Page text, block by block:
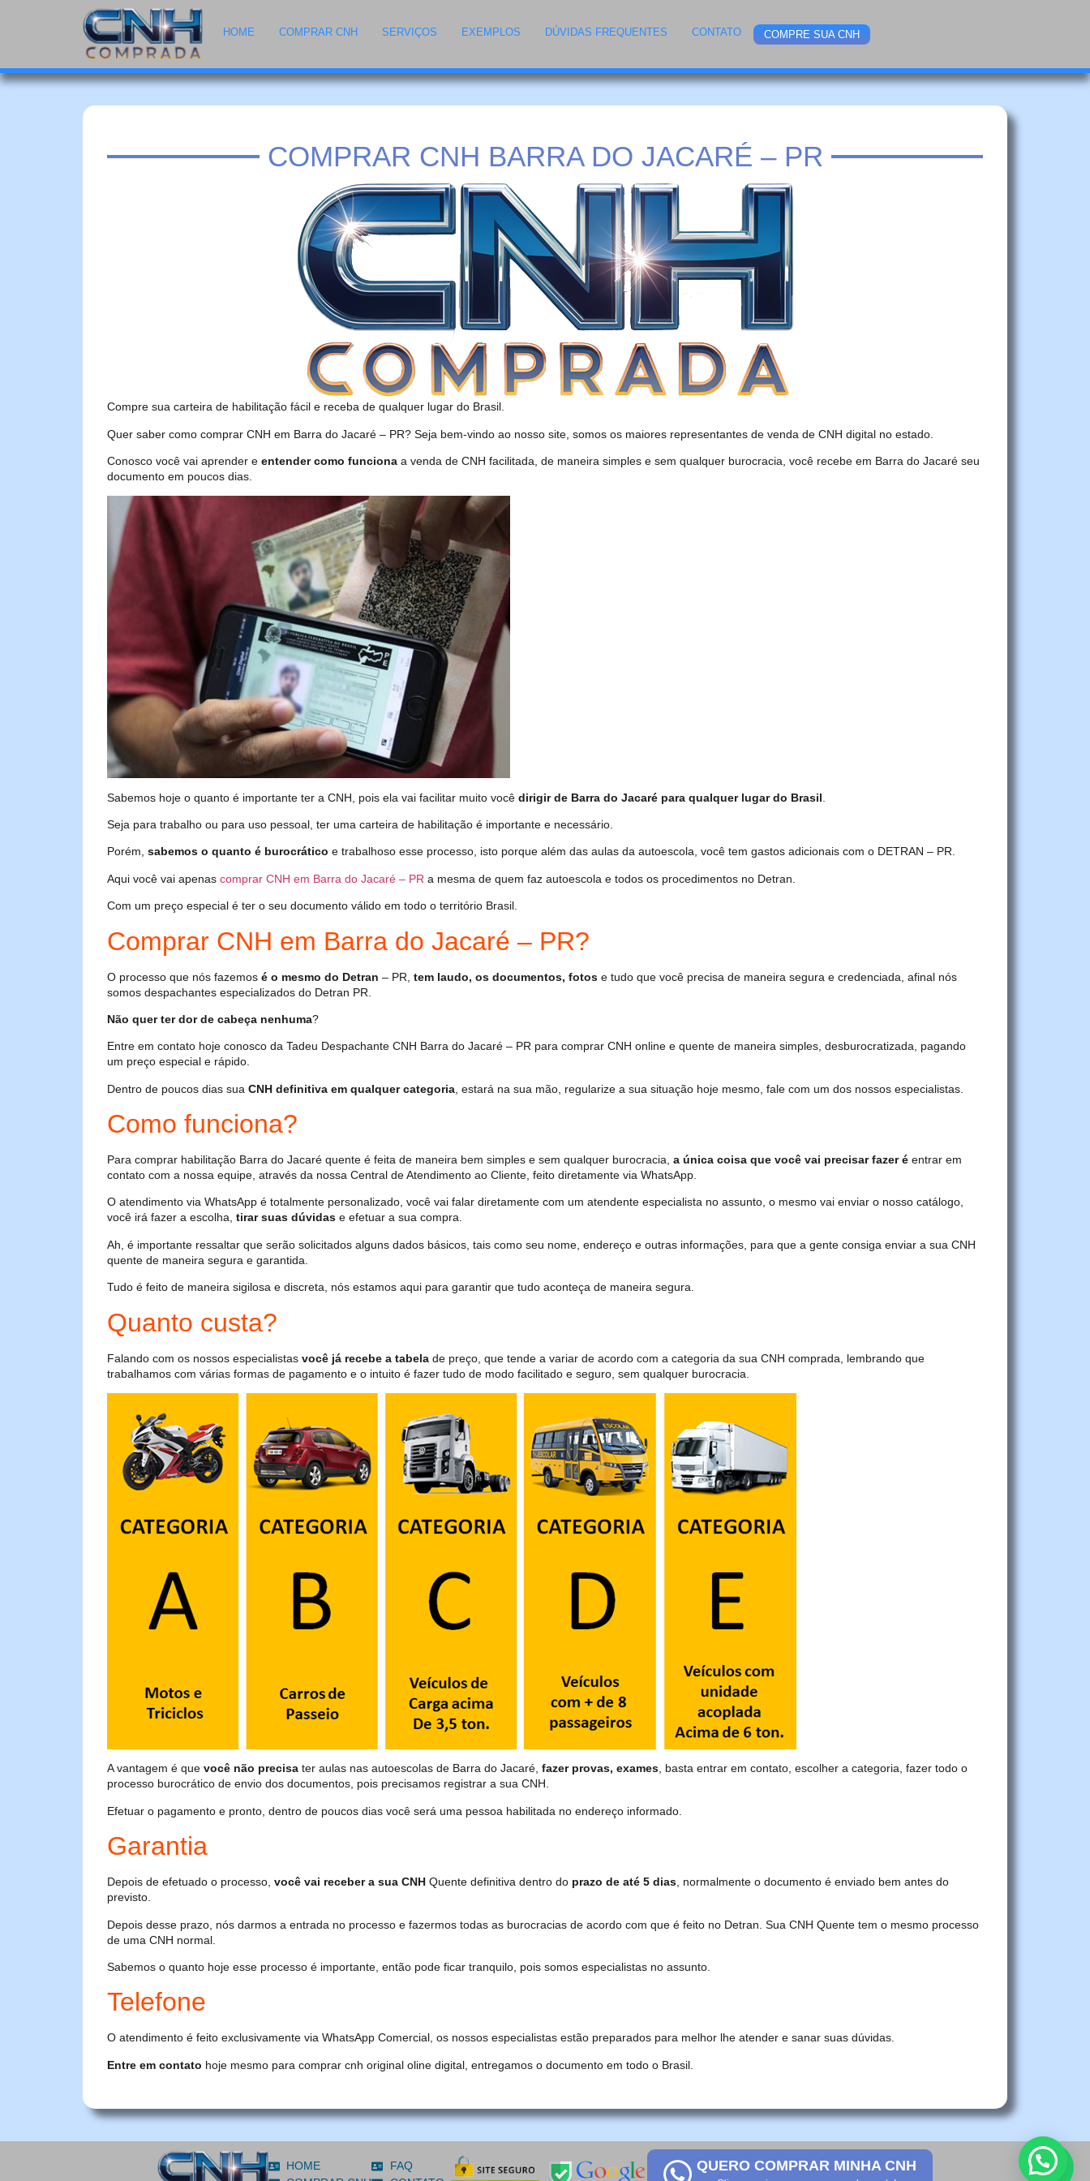
HOME COMPRAR CNH SERVIÇOS EXEMPLOS DÚVIDAS FREQUENTES CONTATO COMPRE SUA CNH
COMPRAR CNH BARRA DO JACARÉ – PR
Compre sua carteira de habilitação fácil e receba de qualquer lugar do Brasil.
Quer saber como comprar CNH em Barra do Jacaré – PR? Seja bem-vindo ao nosso site, somos os maiores representantes de venda de CNH digital no estado.
Conosco você vai aprender e entender como funciona a venda de CNH facilitada, de maneira simples e sem qualquer burocracia, você recebe em Barra do Jacaré seu
documento em poucos dias.
Sabemos hoje o quanto é importante ter a CNH, pois ela vai facilitar muito você dirigir de Barra do Jacaré para qualquer lugar do Brasil
Seja para trabalho ou para uso pessoal, ter uma carteira de habilitação é importante e necessário.
Porém, sabemos o quanto é burocrático e trabalhoso esse processo, isto porque além das aulas da autoescola, você tem gastos adicionais com o DETRAN – PR.
Aqui você vai apenas comprar CNH em Barra do Jacaré – PR a mesma de quem faz autoescola e todos os procedimentos no Detran.
Com um preço especial é ter o seu documento válido em todo o território Brasil.
Comprar CNH em Barra do Jacaré – PR?
O processo que nós fazemos é o mesmo do Detran – PR, tem laudo, os documentos, fotos e tudo que você precisa de maneira segura e credenciada, afinal nós
somos despachantes especializados do Detran PR.
Não quer ter dor de cabeça nenhuma?
Entre em contato hoje conosco da Tadeu Despachante CNH Barra do Jacaré – PR para comprar CNH online e quente de maneira simples, desburocratizada, pagando
um preço especial e rápido.
Dentro de poucos dias sua CNH definitiva em qualquer categoria , estará na sua mão, regularize a sua situação hoje mesmo, fale com um dos nossos especialistas.
Como funciona?
Para comprar habilitação Barra do Jacaré quente é feita de maneira bem simples e sem qualquer burocracia, a única coisa que você vai precisar fazer é entrar em
contato com a nossa equipe, através da nossa Central de Atendimento ao Cliente, feito diretamente via WhatsApp.
O atendimento via WhatsApp é totalmente personalizado, você vai falar diretamente com um atendente especialista no assunto, o mesmo vai enviar o nosso catálogo,
você irá fazer a escolha, tirar suas dúvidas e efetuar a sua compra.
Ah, é importante ressaltar que serão solicitados alguns dados básicos, tais como seu nome, endereço e outras informações, para que a gente consiga enviar a sua CNH
quente de maneira segura e garantida.
Tudo é feito de maneira sigilosa e discreta, nós estamos aqui para garantir que tudo aconteça de maneira segura.
Quanto custa?
Falando com os nossos especialistas você já recebe a tabela de preço, que tende a variar de acordo com a categoria da sua CNH comprada, lembrando que
trabalhamos com várias formas de pagamento e o intuito é fazer tudo de modo facilitado e seguro, sem qualquer burocracia.
A vantagem é que você não precisa ter aulas nas autoescolas de Barra do Jacaré, fazer provas, exames, basta entrar em contato, escolher a categoria, fazer todo o
processo burocrático de envio dos documentos, pois precisamos registrar a sua CNH.
Efetuar o pagamento e pronto, dentro de poucos dias você será uma pessoa habilitada no endereço informado.
Garantia
Depois de efetuado o processo, você vai receber a sua CNH Quente definitiva dentro do prazo de até 5 dias, normalmente o documento é enviado bem antes do
previsto.
Depois desse prazo, nós darmos a entrada no processo e fazermos todas as burocracias de acordo com que é feito no Detran. Sua CNH Quente tem o mesmo processo
de uma CNH normal.
Sabemos o quanto hoje esse processo é importante, então pode ficar tranquilo, pois somos especialistas no assunto.
Telefone
O atendimento é feito exclusivamente via WhatsApp Comercial, os nossos especialistas estão preparados para melhor lhe atender e sanar suas dúvidas.
Entre em contato hoje mesmo para comprar cnh original oline digital, entregamos o documento em todo o Brasil.
HOME
FAQ
QUERO COMPRAR MINHA CNH